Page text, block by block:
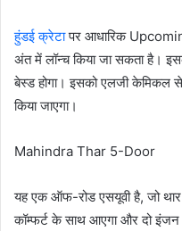
हुंडई क्रेटापर आधारिक
अंत में लॉन्च किया जा सकता है।
बेस्ड होगा। इसको एलजी केमिकल
किया जाएगा।
Mahindra Thar 5-Door
यह एक ऑफ-रोड एसयूवी है, जो
कॉम्फर्ट के साथ आएगा और दो